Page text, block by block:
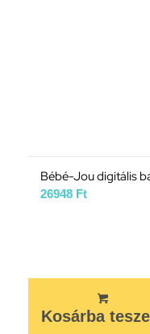
Bébé-Jou digitális
26948 Ft
Kosárba